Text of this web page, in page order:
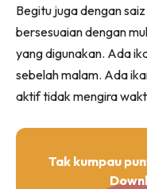
Begitu juga dengan
bersesuaian dengan
yang digunakan. Ada
sebelah malam. Ada
aktif tidak mengira
Tak kumpau